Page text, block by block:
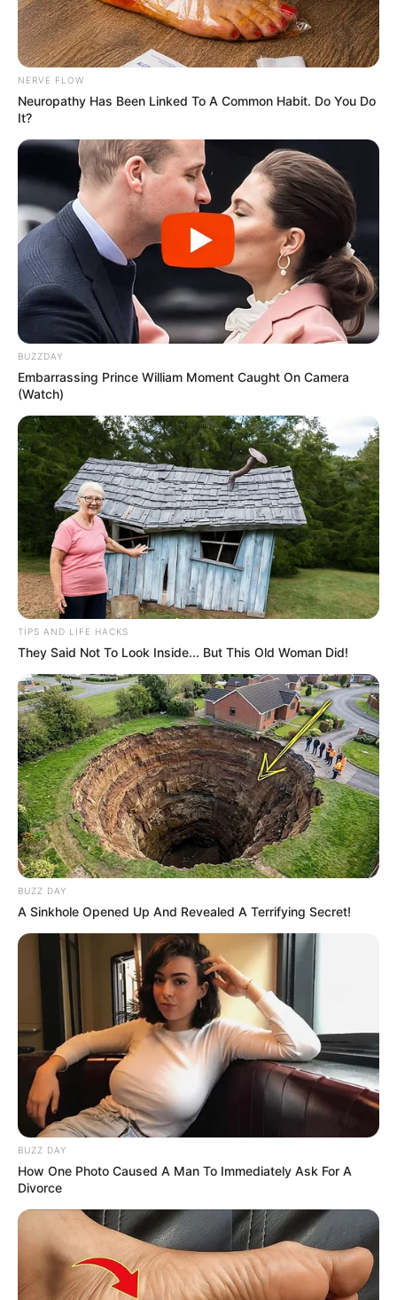
19:28 / 05 Avqust 2026 DÜNYA
TƏCİLİ! Qardaş ölkə kritik sistemi Bakıya
təhvil verdi - Tarixdə İLK
0
19:14 / 05 Avqust 2026 SİYASƏT
ABŞ və İran arasındakritik 48 saat
102 0
18:57 / 05 Avqust 2026 KRİMİNAL
Bakıda ticarət mərkəzində FACİƏ:liftin
NERVE FLOW
Neuropathy Has Been Linked To A Common Habit. Do You Do
It?
BUZZDAY
Embarrassing Prince William Moment Caught On Camera
(Watch)
TIPS AND LIFE HACKS
They Said Not To Look Inside... But This Old Woman Did!
BUZZ DAY
A Sinkhole Opened Up And Revealed A Terrifying Secret!
BUZZ DAY
How One Photo Caused A Man To Immediately Ask For A
Divorce